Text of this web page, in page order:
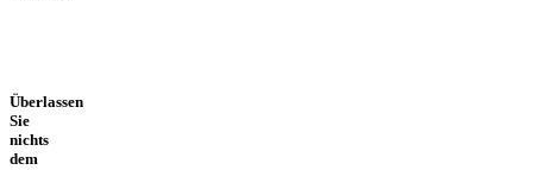
Überlassen
Sie
nichts
dem